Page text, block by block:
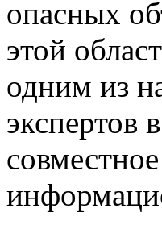
опасных
этой
одним из
экспертов